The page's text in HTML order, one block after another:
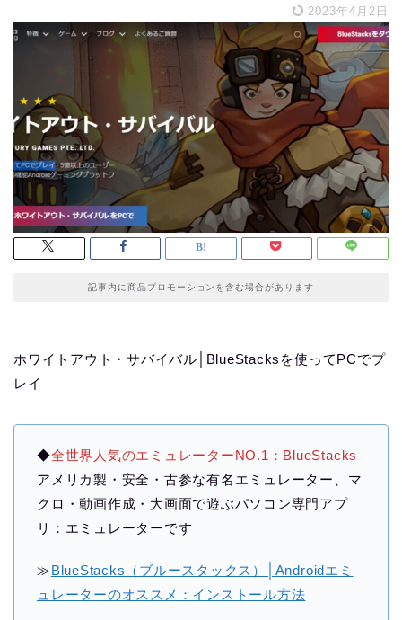
2023年4月2日
記事内に商品プロモーションを含む場合があります
ホワイトアウト・サバイバル│BlueStacksを使ってPCでプ
レイ
◆全世界人気のエミュレーターNO.1：BlueStacks
アメリカ製・安全・古参な有名エミュレーター、マ
クロ・動画作成・大画面で遊ぶパソコン専門アプ
リ：エミュレーターです
≫BlueStacks（ブルースタックス）│Androidエミ
ュレーターのオススメ：インストール方法